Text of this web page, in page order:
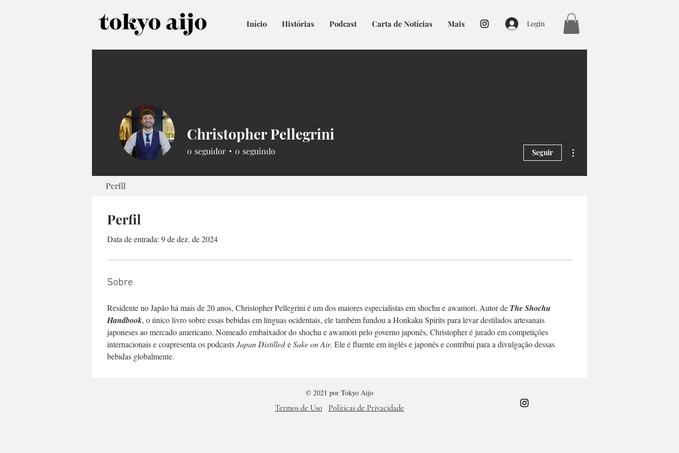
Início Histórias Podcast Carta de Notícias Mais Login
Perfil
Data de entrada: 9 de dez. de 2024
Sobre
Residente no Japão há mais de 20 anos, Christopher Pellegrini é um dos maiores especialistas em shochu e awamori. Autor de The Shochu
Handbook, o único livro sobre essas bebidas em línguas ocidentais, ele também fundou a Honkaku Spirits para levar destilados artesanais
japoneses ao mercado americano. Nomeado embaixador do shochu e awamori pelo governo japonês, Christopher é jurado em competições
internacionais e coapresenta os podcasts Japan Distilled e Sake on Air. Ele é fluente em inglês e japonês e contribui para a divulgação dessas
bebidas globalmente.
Christopher Pellegrini
0 seguidor 0 seguindo Seguir
Perfil
© 2021 por Tokyo Aijo
Termos de Uso Políticas de Privacidade